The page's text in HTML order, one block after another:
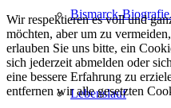
Bismarck-
Lebenslauf
Wir respektieren es voll und
möchten, aber um zu
erlauben Sie uns bitte, ein
sich jederzeit abmelden oder
eine bessere Erfahrung zu
entfernen wir alle gesetzten